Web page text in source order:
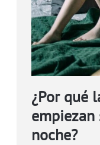
¿Por qué
noche?